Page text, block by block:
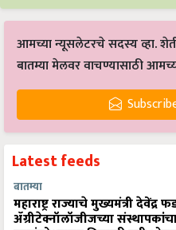
आमच्या न्यूसलेटरचे सदस्य व्हा.
बातम्या मेलवर वाचण्यासाठी
Latest feeds
बातम्या
महाराष्ट्र राज्याचे मुख्यमंत्री देवेंद्र
ॲग्रीटेक्नॉलॉजीजच्या